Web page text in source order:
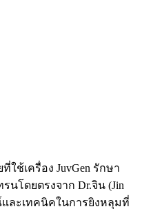
ใช้เครื่อง JuvGen รักษา
นโดยตรงจาก Dr.จิน (Jin
และเทคนิคในการยิงหลุมที่